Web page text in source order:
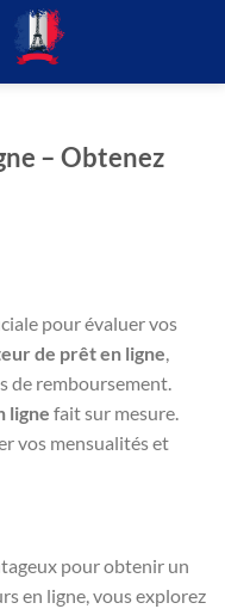
– Obtenez
pour évaluer vos
de prêt en ligne
de remboursement.
ligne fait sur mesure.
vos mensualités et
pour obtenir un
en ligne, vous explorez